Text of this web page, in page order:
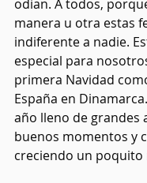
odian. A todos,
manera u otra estas
indiferente a nadie.
especial para
primera Navidad
España en
año lleno de grandes
buenos momentos y
creciendo un poquito